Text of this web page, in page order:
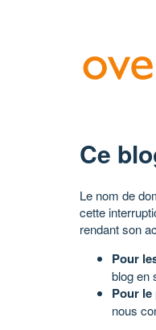
Ce
Le nom de
cette
rendant son
Pour
blog en
Pour
nous